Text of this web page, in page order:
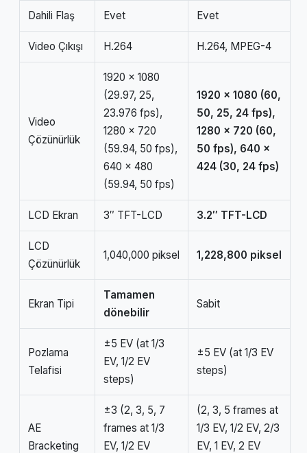
Dahili Flaş Evet Evet
Video Çıkışı H.264 H.264, MPEG-4
Video
Çözünürlük
1920 x 1080
(29.97, 25,
23.976 fps),
1280 x 720
(59.94, 50 fps),
640 x 480
(59.94, 50 fps)
1920 x 1080 (60,
50, 25, 24 fps),
1280 x 720 (60,
50 fps), 640 x
424 (30, 24 fps)
LCD Ekran 3″ TFT-LCD 3.2″ TFT-LCD
LCD
Çözünürlük
1,040,000 piksel 1,228,800 piksel
Ekran Tipi
Tamamen
dönebilir
Sabit
Pozlama
Telafisi
±5 EV (at 1/3
EV, 1/2 EV
steps)
±5 EV (at 1/3 EV
steps)
AE
Bracketing
±3 (2, 3, 5, 7
frames at 1/3
EV, 1/2 EV
(2, 3, 5 frames at
1/3 EV, 1/2 EV, 2/3
EV, 1 EV, 2 EV